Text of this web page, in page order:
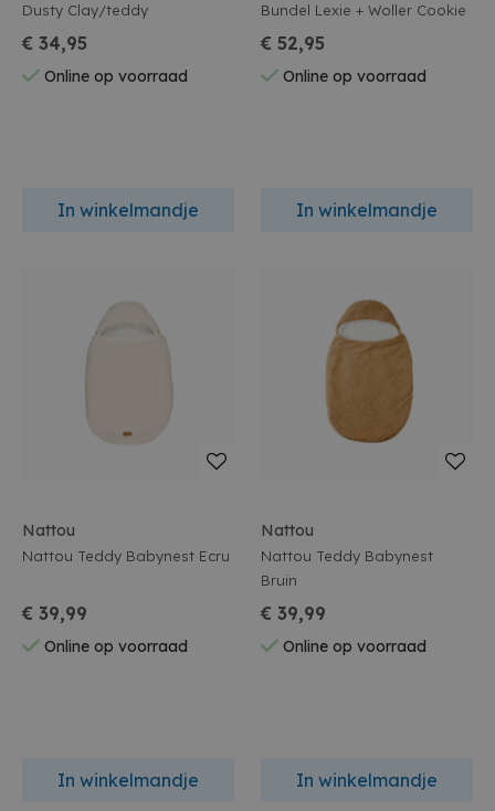
Dusty Clay/teddy
€ 34,95
Online op voorraad
In winkelmandje
Bundel Lexie + Woller Cookie
€ 52,95
Online op voorraad
In winkelmandje
Nattou
Nattou Teddy Babynest Ecru
€ 39,99
Online op voorraad
In winkelmandje
Nattou
Nattou Teddy Babynest
Bruin
€ 39,99
Online op voorraad
In winkelmandje